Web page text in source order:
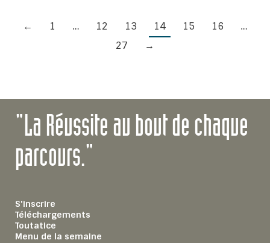
← 1 … 12 13 14 15 16
…
27
→
"La Réussite au bout de chaque
parcours."
S'inscrire
Téléchargements
Toutatice
Menu de la semaine